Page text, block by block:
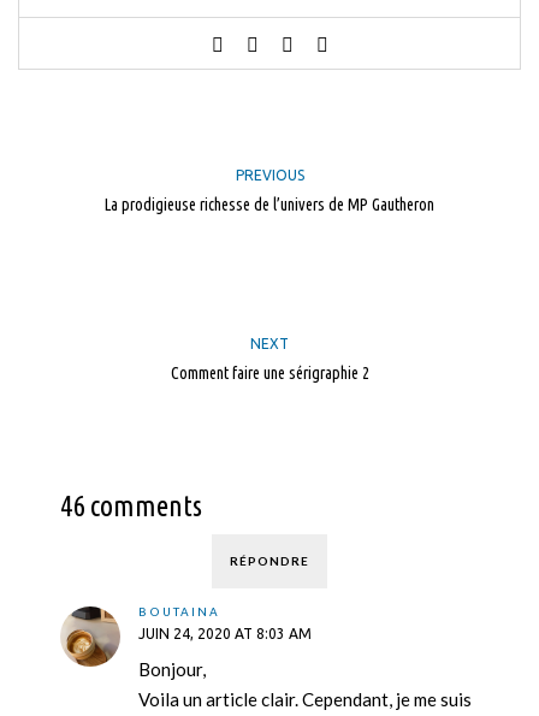
PREVIOUS
La prodigieuse richesse de l’univers de MP Gautheron
NEXT
Comment faire une sérigraphie 2
46 comments
RÉPONDRE
BOUTAINA
JUIN 24, 2020 AT 8:03 AM
Bonjour,
Voila un article clair. Cependant, je me suis